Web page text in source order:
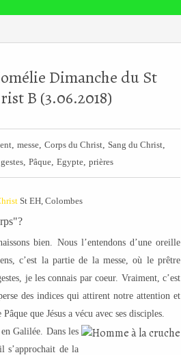
Dimanche du St
B (3.06.2018)
, messe, Corps du Christ, Sang du Christ,
gestes, Pâque, Egypte, prières
St EH, Colombes
bien. Nous l’entendons d’une oreille
c’est la partie de la messe, où le prêtre
je les connais par coeur. Vraiment, c’est
des indices qui attirent notre attention et
que Jésus a vécu avec ses disciples.
Galilée. Dans les
s’approchait de la